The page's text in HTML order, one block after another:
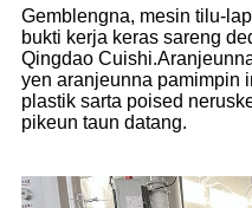
Gemblengna, mesin tilu-
bukti kerja keras sareng
Qingdao
yen aranjeunna pamimpin
plastik sarta poised
pikeun taun datang.